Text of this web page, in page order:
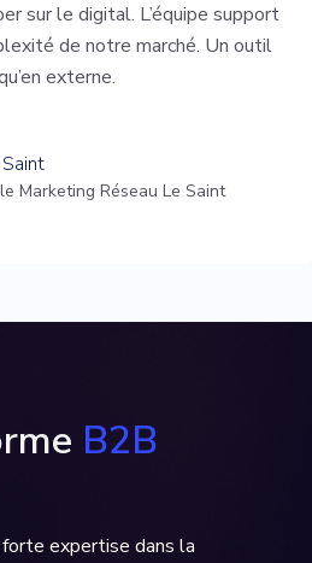
et mes commerciaux
la mise en avant de nouveaux
B2B
expertise dans la